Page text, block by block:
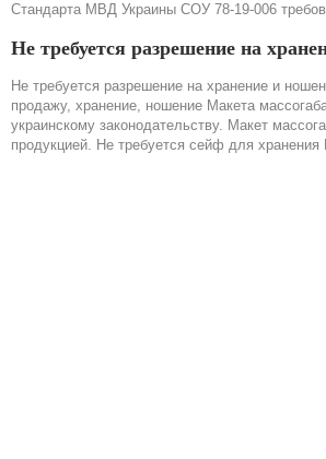
Стандарта МВД Украины СОУ 78-19-006
Не требуется разрешение на
Не требуется разрешение на хранение и
продажу, хранение, ношение Макета
украинскому законодательству. Макет
продукцией. Не требуется сейф для